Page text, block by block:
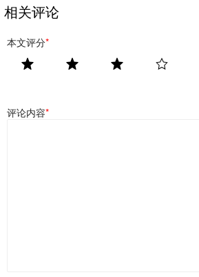
相关评论
本文评分*
评论内容*